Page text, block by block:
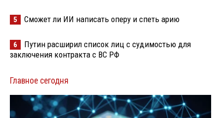
5 Сможет ли ИИ написать оперу и спеть арию
6
Путин расширил список лиц с судимостью для
заключения контракта с ВС РФ
Главное сегодня